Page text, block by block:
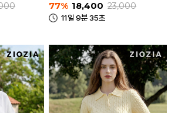
77% 18,400 23,000
11일 9분 35초